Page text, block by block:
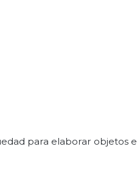
para elaborar objetos e